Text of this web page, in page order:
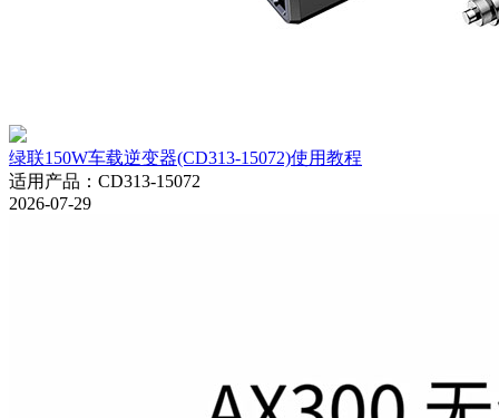
绿联150W车载逆变器(CD313-15072)使用教程
适用产品 ： CD313-15072
2026-07-29